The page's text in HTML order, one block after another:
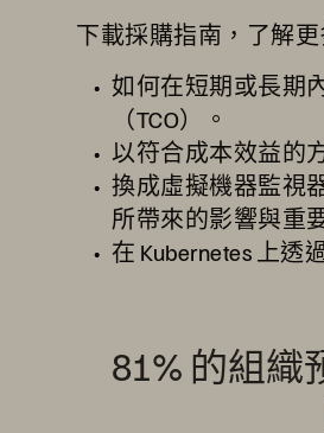
下載採購指南，了解更
如何在短期或長期
（TCO）。
以符合成本效益的
換成虛擬機器監視器
所帶來的影響與重
在 Kubernetes 上透
81% 的組織